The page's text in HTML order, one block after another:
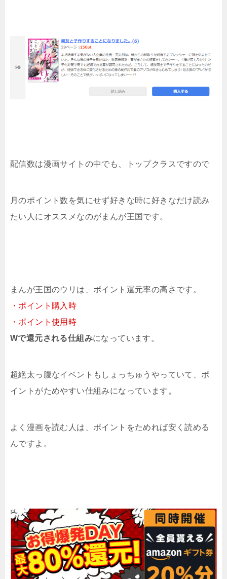
配信数は漫画サイトの中でも、トップクラスですので
月のポイント数を気にせず好きな時に好きなだけ読み
たい人にオススメなのがまんが王国です。
まんが王国のウリは、ポイント還元率の高さです。
・ポイント購入時
・ポイント使用時
Wで還元される仕組みになっています。
超絶太っ腹なイベントもしょっちゅうやっていて、ポ
イントがためやすい仕組みになっています。
よく漫画を読む人は、ポイントをためれば安く読める
んですよ。